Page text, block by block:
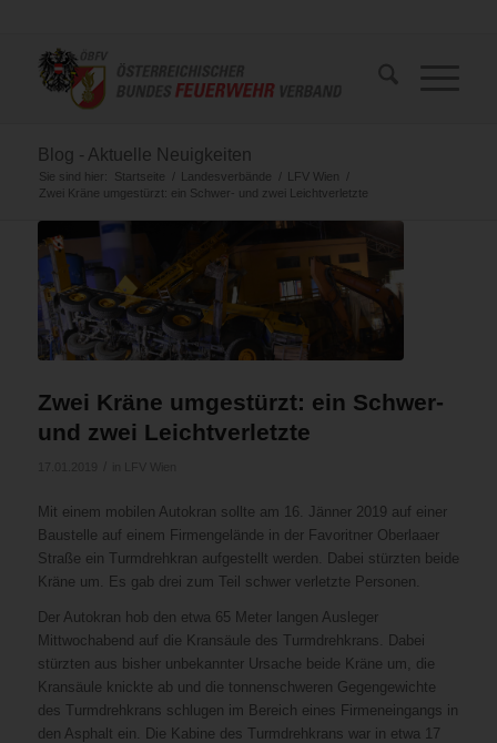
Blog - Aktuelle Neuigkeiten
Sie sind hier: Startseite / Landesverbände / LFV Wien
/
Zwei Kräne umgestürzt: ein Schwer- und zwei Leichtverletzte
Zwei Kräne umgestürzt: ein Schwer-
und zwei Leichtverletzte
Mit einem mobilen Autokran sollte am 16. Jänner 2019 auf einer
Baustelle auf einem Firmengelände in der Favoritner Oberlaaer
Straße ein Turmdrehkran aufgestellt werden. Dabei stürzten beide
Kräne um. Es gab drei zum Teil schwer verletzte Personen.
Der Autokran hob den etwa 65 Meter langen Ausleger
Mittwochabend auf die Kransäule des Turmdrehkrans. Dabei
stürzten aus bisher unbekannter Ursache beide Kräne um, die
Kransäule knickte ab und die tonnenschweren Gegengewichte
des Turmdrehkrans schlugen im Bereich eines Firmeneingangs in
den Asphalt ein. Die Kabine des Turmdrehkrans war in etwa 17